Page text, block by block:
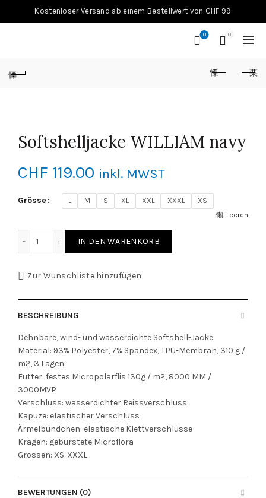
Kostenloser Versand ab einem Bestellwert von CHF 99
0 0
Softshelljacke WILLIAM navy
CHF 119.00 inkl. MWST
Grösse L M S XL XXL XXXL
XS
Leeren
IN DEN WARENKORB
Zur Wunschliste hinzufügen
BESCHREIBUNG
Dehnbare, wind- und wasserdichte Softshell-Jacke
Material: 93% Polyester, 7% Spandex, TPU-Membran, 310 g /
m2, 3 Lagen
Futter: festes Micropolarflis 130g / m2, 8000 MM /
3000MVP
Verschluss: wasserdichter Reissverschluss
Kapuze: elastischer Verschluss
Ärmelbündchen: elastische Klettverschlüsse
Kragen: gebürstete Microflora
Grössen: XS-XXXL
BEWERTUNGEN (0)